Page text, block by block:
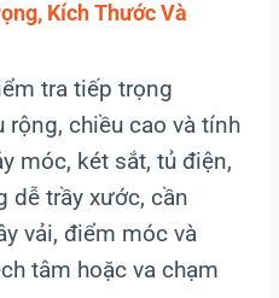
Kích Thước Và
tra tiếp trọng
rộng, chiều cao và tính
móc, két sắt, tủ điện,
dễ trầy xước, cần
vải, điểm móc và
tâm hoặc va chạm